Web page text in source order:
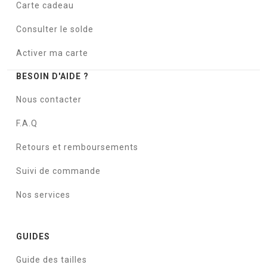
Carte cadeau
Consulter le solde
Activer ma carte
BESOIN D'AIDE ?
Nous contacter
F.A.Q
Retours et remboursements
Suivi de commande
Nos services
GUIDES
Guide des tailles